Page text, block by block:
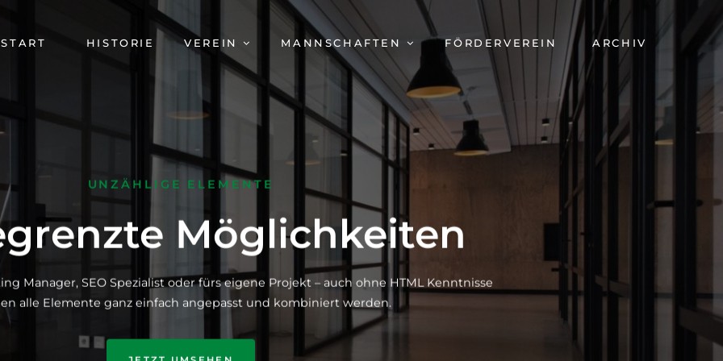
START HISTORIE VEREIN MANNSCHAFTEN FÖRDERVEREIN ARCHIV
UNZÄHLIGE ELEMENTE
Möglichkeiten
Manager, SEO Spezialist oder fürs eigene Projekt – auch ohne HTML Kenntnisse
alle Elemente ganz einfach angepasst und kombiniert werden.